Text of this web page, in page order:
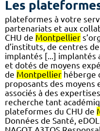
Les
plateformes à votre
partenariats et aux
CHU de Montpellier
d’instituts, de centres
implantés [...] implantés
et dotés de moyens
de Montpellier héberge
proposants des moyens
associés à des
recherche tant
plateformes du CHU de
Données de Santé,